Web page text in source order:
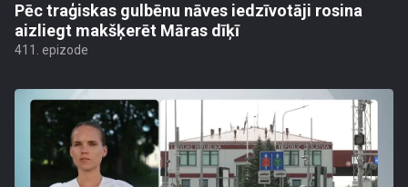
Pēc traģiskas gulbēnu nāves iedzīvotāji rosina
aizliegt makšķerēt Māras dīķī
411. epizode